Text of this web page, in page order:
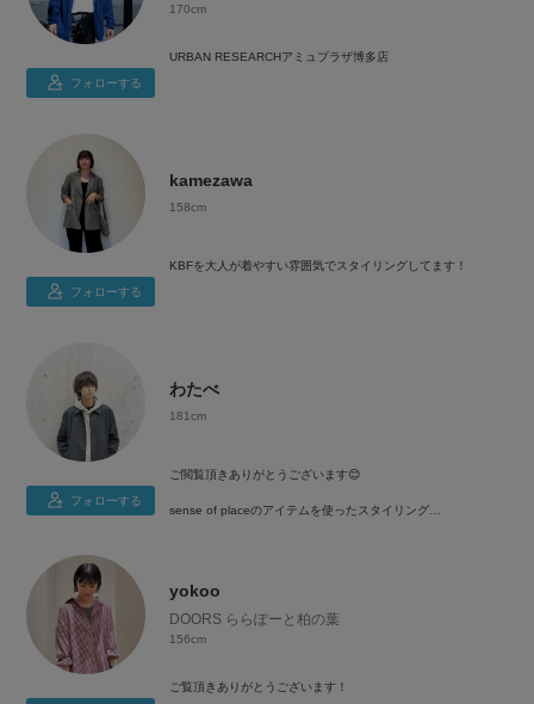
170cm
フォローする
URBAN RESEARCHアミュプラザ博多店
kamezawa
158cm
フォローする
KBFを大人が着やすい雰囲気でスタイリングしてます！
わたべ
181cm
フォローする
ご閲覧頂きありがとうございます😊
sense of placeのアイテムを使ったスタイリング
ングのコーデ詳細やディティールカットを気になるアニメのこ
となどの呟きと共にお送りしております！
yokoo
DOORS ららぽーと柏の葉
156cm
ご覧頂きありがとうございます！